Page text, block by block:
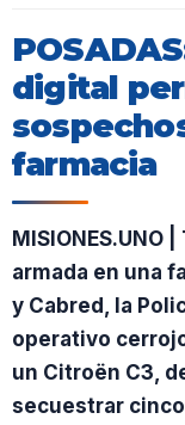
digital
farmacia
MISIONES.UNO
armada en una
y Cabred, la
operativo
un Citroën C3,
secuestrar